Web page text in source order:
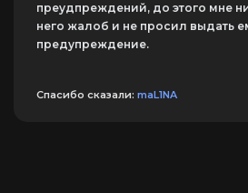
преудпреждений, до этого мне
него жалоб и не просил выдать
предупреждение.
Спасибо сказали: maL1NA